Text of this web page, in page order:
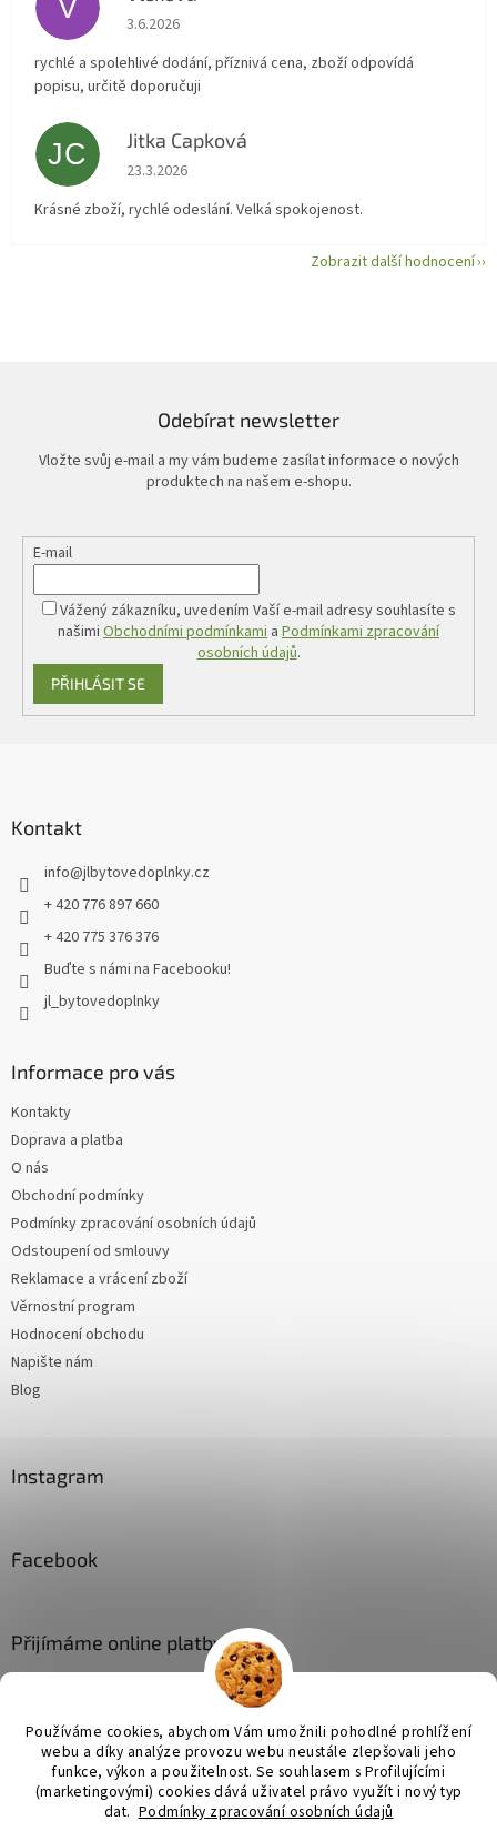
Používáme cookies, abychom Vám umožnili pohodlné prohlížení
webu a díky analýze provozu webu neustále zlepšovali jeho
funkce, výkon a použitelnost. Se souhlasem s Profilujícími
(marketingovými) cookies dává uživatel právo využít i nový typ
dat. Podmínky zpracování osobních údajů
V Hodnocení obchodu je 5 z 5 hvězdiček.
3.6.2026
rychlé a spolehlivé dodání, příznivá cena, zboží odpovídá
popisu, určitě doporučuji
JC Jitka Capková
Hodnocení obchodu je 5 z 5 hvězdiček.
23.3.2026
Krásné zboží, rychlé odeslání. Velká spokojenost.
Zobrazit další hodnocení
Odebírat newsletter
Vložte svůj e-mail a my vám budeme zasílat informace o nových
produktech na našem e-shopu.
E-mail
Vážený zákazníku, uvedením Vaší e-mail adresy souhlasíte s
našimi Obchodními podmínkami a Podmínkami zpracování
osobních údajů.
PŘIHLÁSIT SE
Kontakt
info@jlbytovedoplnky.cz
+ 420 776 897 660
+ 420 775 376 376
Buďte s námi na Facebooku!
jl_bytovedoplnky
Informace pro vás
Kontakty
Doprava a platba
O nás
Obchodní podmínky
Podmínky zpracování osobních údajů
Odstoupení od smlouvy
Reklamace a vrácení zboží
Věrnostní program
Hodnocení obchodu
Napište nám
Blog
Instagram
Facebook
Přijímáme online platby
Vytvořil Shoptet